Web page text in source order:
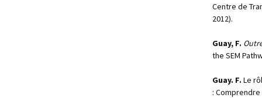
Centre de
2012).
Guay, F.
the SEM
Guay. F. Le
: